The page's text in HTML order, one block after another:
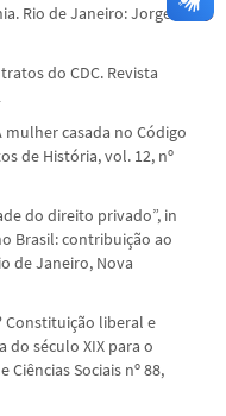
Rio de Janeiro: Jorge
do CDC. Revista
mulher casada no Código
de História, vol. 12, nº
do direito privado”, in
Brasil: contribuição ao
de Janeiro, Nova
Constituição liberal e
século XIX para o
Ciências Sociais nº 88,